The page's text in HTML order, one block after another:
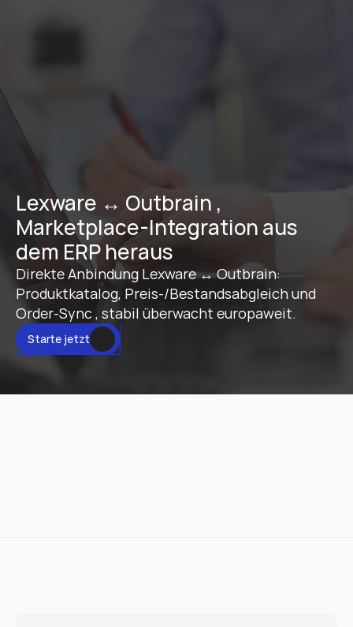
Lexware ↔ Outbrain ,
Marketplace-Integration aus
dem ERP heraus
Direkte Anbindung Lexware ↔ Outbrain:
Produktkatalog, Preis-/Bestandsabgleich und
Order-Sync , stabil überwacht europaweit.
Starte jetzt